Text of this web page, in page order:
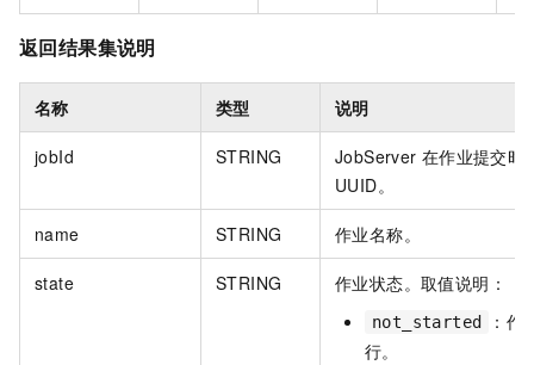
返回结果集说明
名称 类型 说明
jobId​ STRING JobServer 在作业提交时
UUID。
name STRING 作业名称。
state STRING 作业状态。取值说明：
not_started
：作
行。